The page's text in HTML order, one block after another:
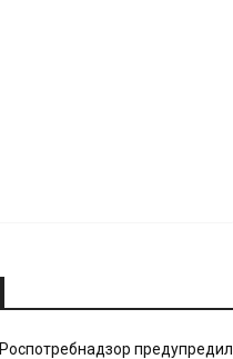
Роспотребнадзор предупредил